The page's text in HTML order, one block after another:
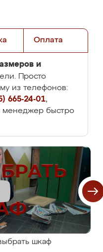
Оплата
и
Просто
из телефонов:
665-24-01,
менеджер быстро
шкаф